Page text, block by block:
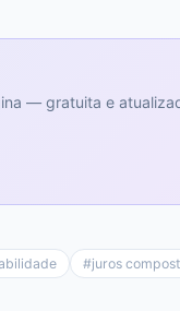
— gratuita e
#juros